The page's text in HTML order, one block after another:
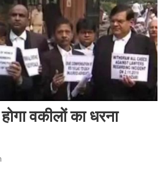
वकीलों का धरना